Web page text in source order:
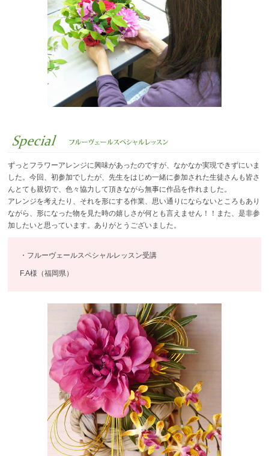
ずっとフラワーアレンジに興味があったのですが、なかなか実現できずにいま
した。今回、初参加でしたが、先生をはじめ一緒に参加された生徒さんも皆さ
んとても親切で、色々協力して頂きながら無事に作品を作れました。
アレンジを考えたり、それを形にする作業、思い通りにならないところもあり
ながら、形になった物を見た時の嬉しさが何とも言えません！！また、是非参
加したいと思っています。ありがとうございました。
・フルーヴェールスペシャルレッスン受講
F.A様（福岡県）